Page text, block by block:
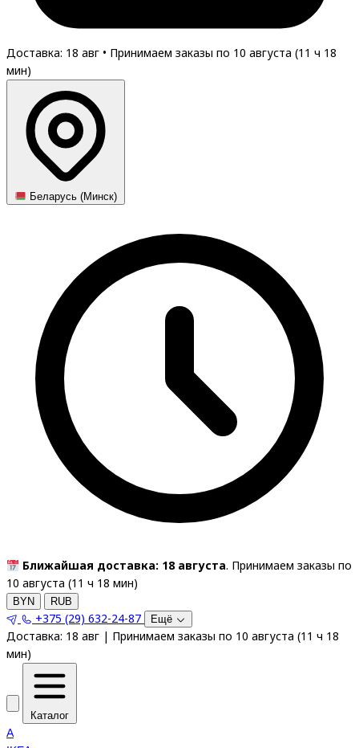
Доставка: 18 авг • Принимаем заказы по 10 августа (11 ч 18
мин)
Беларусь (Минск)
Ближайшая доставка: 18 августа. Принимаем заказы по
10 августа (11 ч 18 мин)
BYN RUB
+375 (29) 632-24-87 Ещё
Доставка: 18 авг | Принимаем заказы по 10 августа (11 ч 18
мин)
Каталог
A